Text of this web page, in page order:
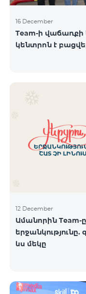
16 December
Team-ի
կենտրոն է
12 December
Ամանորին
ևս մեկը